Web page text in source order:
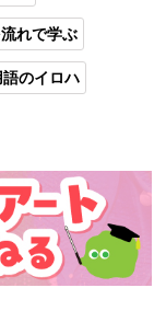
れで学ぶ
のイロハ